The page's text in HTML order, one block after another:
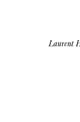
Laurent